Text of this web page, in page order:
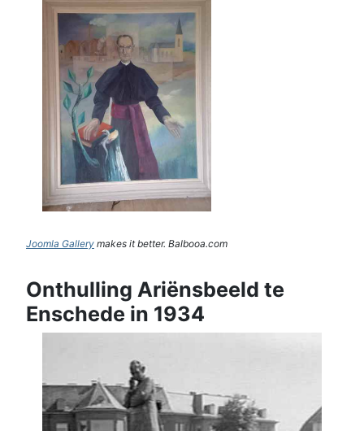
Joomla Gallery makes it better. Balbooa.com
Onthulling Ariënsbeeld te
Enschede in 1934